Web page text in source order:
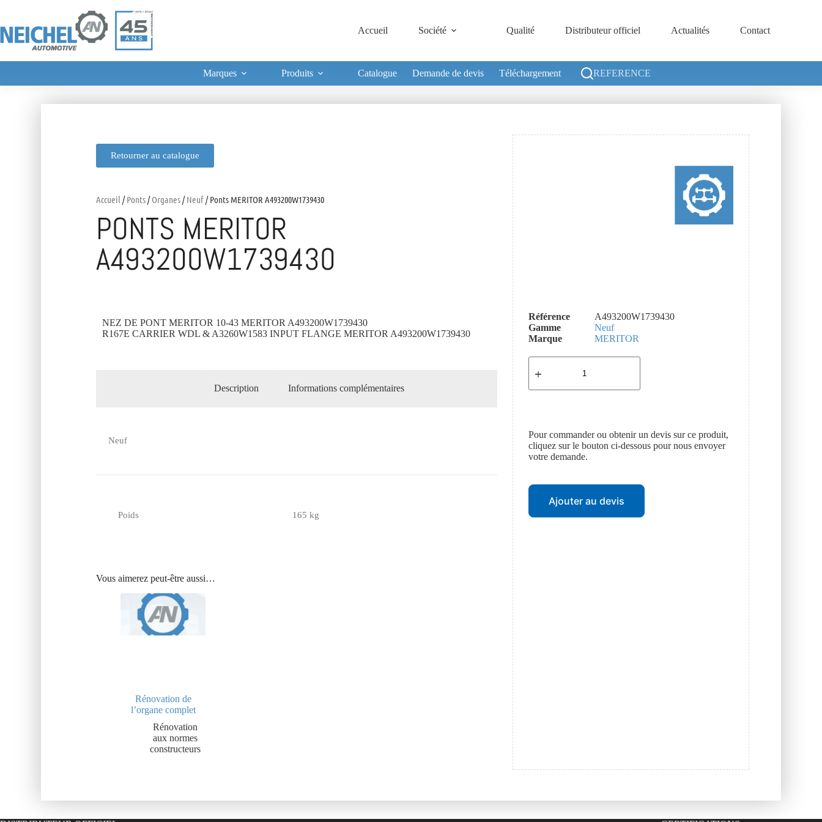
Accueil Société Qualité Distributeur officiel Actualités Contact
Marques Produits Catalogue Demande de devis Téléchargement REFERENCE
Retourner au catalogue
Accueil /Ponts/Organes/Neuf/ Ponts MERITOR A493200W1739430
PONTS MERITOR
A493200W1739430
NEZ DE PONT MERITOR 10-43 MERITOR A493200W1739430
R167E CARRIER WDL & A3260W1583 INPUT FLANGE MERITOR A493200W1739430
Description Informations complémentaires
Neuf
Poids 165 kg
Vous aimerez peut-être aussi…
Rénovation de
l’organe complet
Rénovation
aux normes
constructeurs
Référence
A493200W1739430
Gamme
Neuf
Marque
MERITOR
Pour commander ou obtenir un devis sur ce produit,
cliquez sur le bouton ci-dessous pour nous envoyer
votre demande.
Ajouter au devis